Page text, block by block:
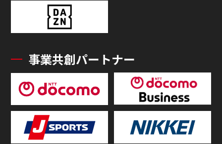
事業共創パートナー